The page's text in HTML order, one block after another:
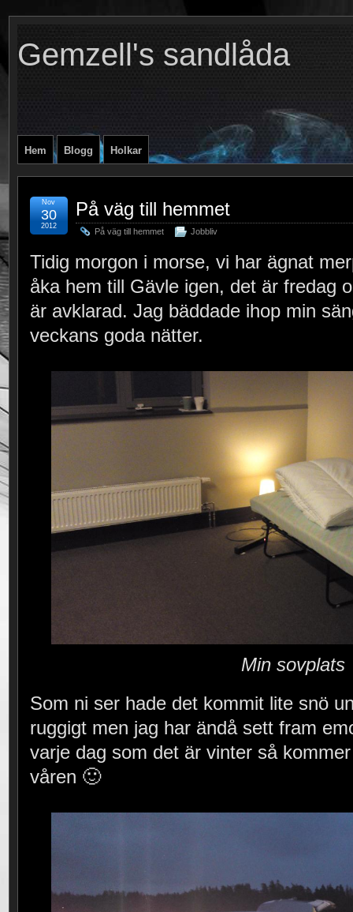
Gemzell's sandlåda
Hem Blogg Holkar
På väg till hemmet
På väg till hemmet Jobbliv
Nov
30
2012
Tidig morgon i morse, vi har ägnat
åka hem till Gävle igen, det är fredag
är avklarad. Jag bäddade ihop min
veckans goda nätter.
Min sovplats
Som ni ser hade det kommit lite snö
ruggigt men jag har ändå sett fram
varje dag som det är vinter så
våren 🙂